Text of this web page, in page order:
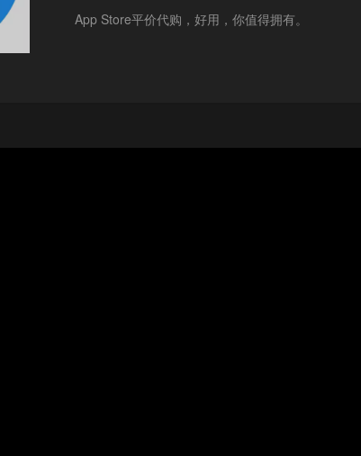
App Store平价代购，好用，你值得拥有。